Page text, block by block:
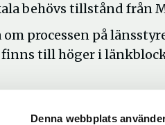
Denna webbplats
behövs tillstånd från
processen på
till höger i
på den här sidan?